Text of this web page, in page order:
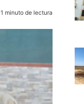
1 minuto de lectura